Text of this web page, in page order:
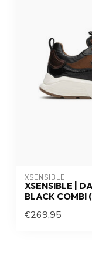
XSENSIBLE
XSENSIBLE |
BLACK
€269,95